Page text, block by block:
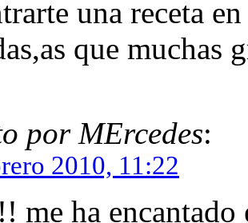
una receta
que muchas
por MErcedes:
2010, 11:22
me ha encantado